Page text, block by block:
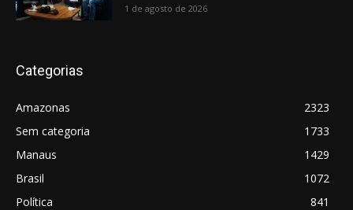
1 de agosto de 2026
Categorias
Amazonas
2323
Sem categoria
1733
Manaus
1429
Brasil
1072
Política
841